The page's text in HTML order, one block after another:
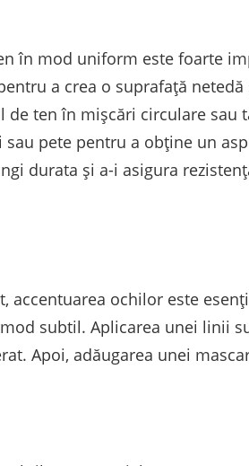
în mod uniform este foarte
a crea o suprafață
ten în mișcări circulare sau
pete pentru a obține un
durata și a-i asigura
ochilor este
subtil. Aplicarea unei linii
Apoi, adăugarea unei